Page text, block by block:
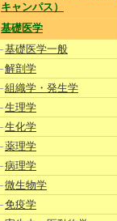
キャンパス）
基礎医学
基礎医学一般
解剖学
組織学・発生学
生理学
生化学
薬理学
病理学
微生物学
免疫学